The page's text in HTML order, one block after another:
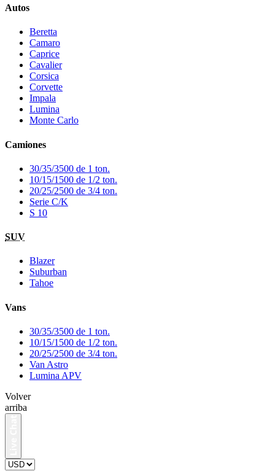
Autos
Beretta
Camaro
Caprice
Cavalier
Corsica
Corvette
Impala
Lumina
Monte Carlo
Camiones
30/35/3500 de 1 ton.
10/15/1500 de 1/2 ton.
20/25/2500 de 3/4 ton.
Serie C/K
S 10
SUV
Blazer
Suburban
Tahoe
Vans
30/35/3500 de 1 ton.
10/15/1500 de 1/2 ton.
20/25/2500 de 3/4 ton.
Van Astro
Lumina APV
Volver
arriba